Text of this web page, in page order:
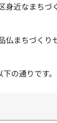
身近なまちづ
仏まちづくり
の通りです。